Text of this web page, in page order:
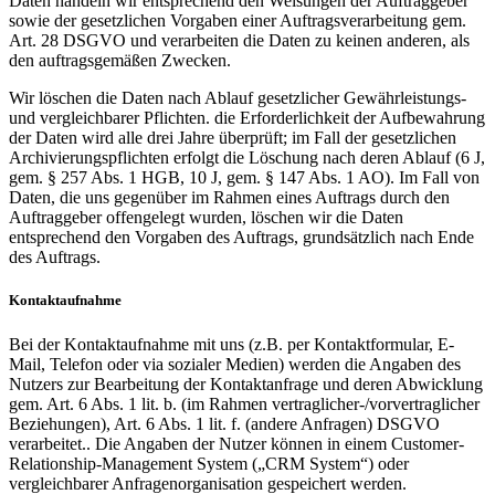
sowie der gesetzlichen Vorgaben einer Auftragsverarbeitung gem.
Art. 28 DSGVO und verarbeiten die Daten zu keinen anderen, als
den auftragsgemäßen Zwecken.
Wir löschen die Daten nach Ablauf gesetzlicher Gewährleistungs-
und vergleichbarer Pflichten. die Erforderlichkeit der Aufbewahrung
der Daten wird alle drei Jahre überprüft; im Fall der gesetzlichen
Archivierungspflichten erfolgt die Löschung nach deren Ablauf (6 J,
gem. § 257 Abs. 1 HGB, 10 J, gem. § 147 Abs. 1 AO). Im Fall von
Daten, die uns gegenüber im Rahmen eines Auftrags durch den
Auftraggeber offengelegt wurden, löschen wir die Daten
entsprechend den Vorgaben des Auftrags, grundsätzlich nach Ende
des Auftrags.
Kontaktaufnahme
Bei der Kontaktaufnahme mit uns (z.B. per Kontaktformular, E-
Mail, Telefon oder via sozialer Medien) werden die Angaben des
Nutzers zur Bearbeitung der Kontaktanfrage und deren Abwicklung
gem. Art. 6 Abs. 1 lit. b. (im Rahmen vertraglicher-/vorvertraglicher
Beziehungen), Art. 6 Abs. 1 lit. f. (andere Anfragen) DSGVO
verarbeitet.. Die Angaben der Nutzer können in einem Customer-
Relationship-Management System („CRM System“) oder
vergleichbarer Anfragenorganisation gespeichert werden.